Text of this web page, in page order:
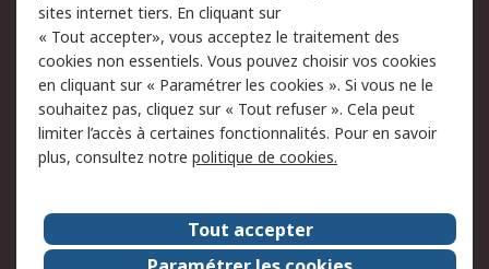
Legal
Politique de cookies
Sécurité des e-mails
Politique de protection
des données - Mise à
jour
Conditions générales
de vente
A propos de RS
Le groupe RS Group A propos de RS
sites internet tiers. En cliquant sur
« Tout accepter», vous acceptez le traitement des
cookies non essentiels. Vous pouvez choisir vos cookies
en cliquant sur « Paramétrer les cookies ». Si vous ne le
souhaitez pas, cliquez sur « Tout refuser ». Cela peut
limiter l’accès à certaines fonctionnalités. Pour en savoir
plus, consultez notre politique de cookies.
Tout accepter